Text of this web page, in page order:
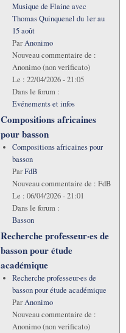
Musique de Flaine avec
Thomas Quinquenel du 1er au
15 août
ParAnonimo
Nouveau commentaire de :
Anonimo (non verificato)
Le : 22/04/2026 - 21:05
Dans le forum :
Evénements et infos
Compositions africaines
pour basson
Compositions africaines pour
basson
ParFdB
Nouveau commentaire de : FdB
Le : 06/04/2026 - 21:01
Dans le forum :
Basson
Recherche professeur·es de
basson pour étude
académique
Recherche professeur·es de
basson pour étude académique
ParAnonimo
Nouveau commentaire de :
Anonimo (non verificato)